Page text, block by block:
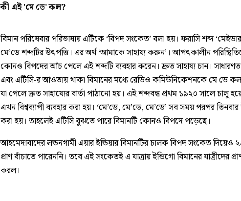
কী এই 'মে ডে' কল?
বিমান পরিষেবার পরিভাষায় এটিকে ‘বিপদ সংকেত’ বলা হয়। ফরাসি শব্দ
মে’ডে শব্দটির উৎপত্তি। এর অর্থ ‘আমাকে সাহায্য করুন’। আপৎকালীন
কোনও বিপদের আঁচ পেলে এই শব্দটি ব্যবহার করেন। দ্রুত সাহায্য চান।
এবং এটিসি-র আওতায় থাকা বিমানের মধ্যে রেডিও কমিউনিকেশনকে মে ডে
যা পেলে দ্রুত সাহায্যের বার্তা পাঠানো হয়। এই শব্দবন্ধ প্রথম ১৯২০ সালে চালু
এখন বিশ্বব্যাপী ব্যবহার করা হয়। ‘মে’ডে, মে’ডে, মে’ডে’ সব সময় পরপর তিনবার
করা হয়। তাহলেই এটিসি বুঝতে পারে বিমানটি কোনও বিপদে পড়েছে।
আহমেদাবাদের লন্ডনগামী এয়ার ইন্ডিয়ার বিমানটির চালক বিপদ সংকেত দিয়েও
প্রাণ বাঁচাতে পারেননি। তবে এই সংকেতই এ যাত্রায় ইন্ডিগো বিমানের যাত্রীদের
করল।